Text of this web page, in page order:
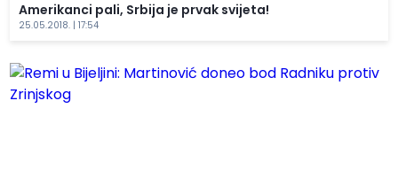
Amerikanci pali, Srbija je prvak svijeta!
25.05.2018. | 17:54